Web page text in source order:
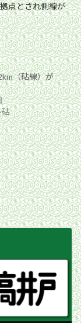
点とされ側線が
（砧線）が
砧